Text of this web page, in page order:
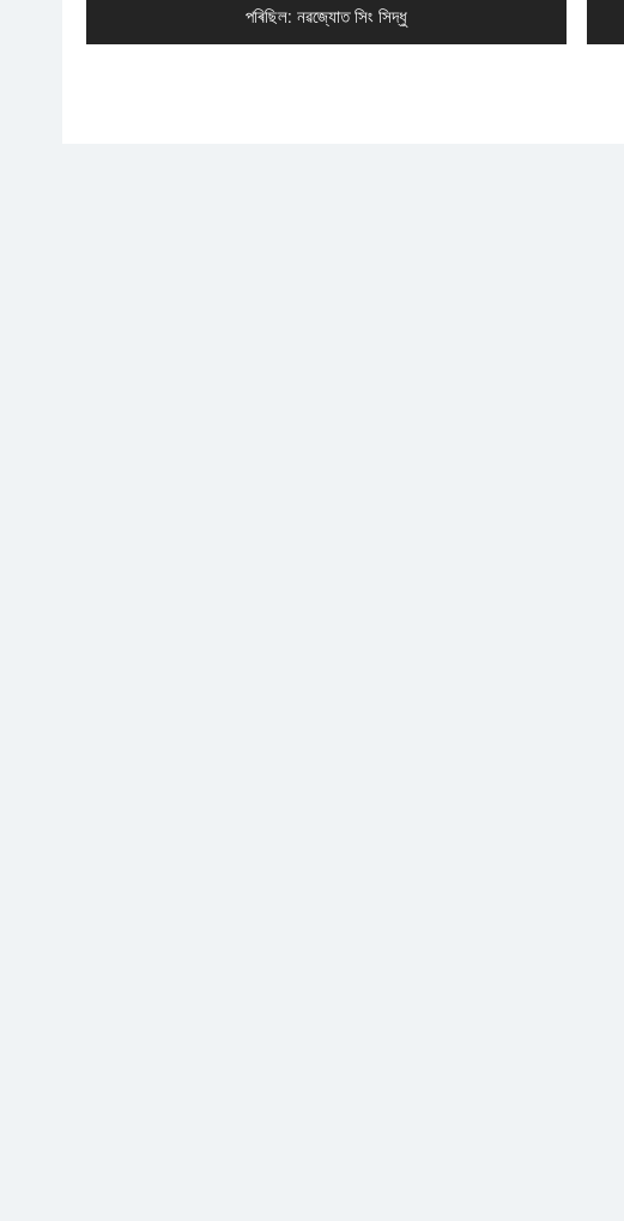
পৰিছিল: নৱজ্যোত সিং সিদ্ধু